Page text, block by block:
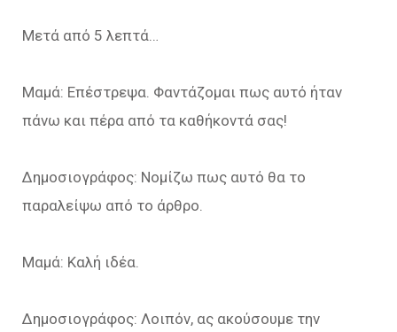
Μετά από 5 λεπτά…
Μαμά: Επέστρεψα. Φαντάζομαι πως αυτό ήταν
πάνω και πέρα από τα καθήκοντά σας!
Δημοσιογράφος: Νομίζω πως αυτό θα το
παραλείψω από το άρθρο.
Μαμά: Καλή ιδέα.
Δημοσιογράφος: Λοιπόν, ας ακούσουμε την